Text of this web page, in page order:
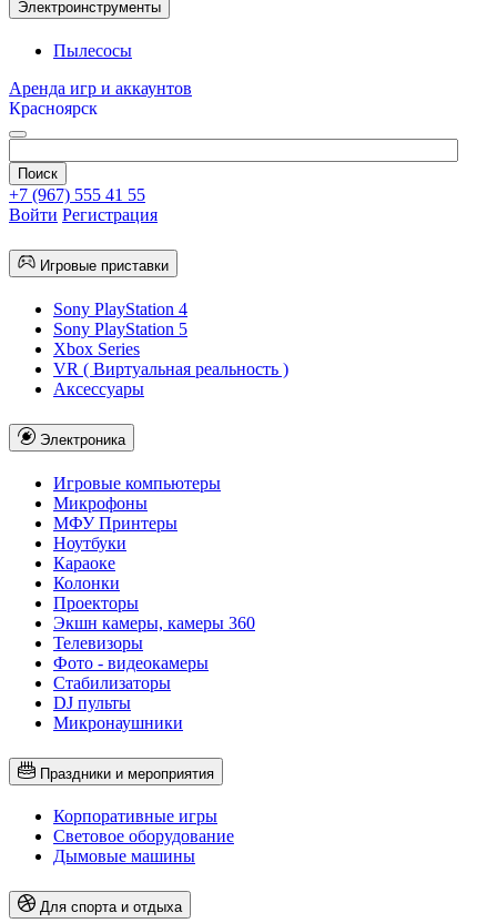
Электроинструменты
Пылесосы
Аренда игр и аккаунтов
Красноярск
+7 (967) 555 41 55
Войти Регистрация
Игровые приставки
Sony PlayStation 4
Sony PlayStation 5
Xbox Series
VR ( Виртуальная реальность )
Аксессуары
Электроника
Игровые компьютеры
Микрофоны
МФУ Принтеры
Ноутбуки
Караоке
Колонки
Проекторы
Экшн камеры, камеры 360
Телевизоры
Фото - видеокамеры
Стабилизаторы
DJ пульты
Микронаушники
Праздники и мероприятия
Корпоративные игры
Световое оборудование
Дымовые машины
Для спорта и отдыха